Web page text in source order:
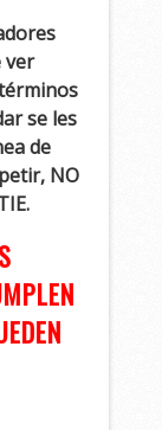
ver
se les
de
NO